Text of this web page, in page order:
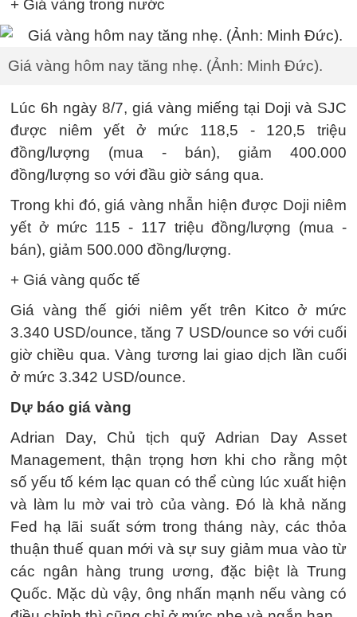
+ Giá vàng trong nước
Giá vàng hôm nay tăng nhẹ. (Ảnh: Minh Đức).
Lúc 6h ngày 8/7, giá vàng miếng tại Doji và SJC
được niêm yết ở mức 118,5 - 120,5 triệu
đồng/lượng (mua - bán), giảm 400.000
đồng/lượng so với đầu giờ sáng qua.
Trong khi đó, giá vàng nhẫn hiện được Doji niêm
yết ở mức 115 - 117 triệu đồng/lượng (mua -
bán), giảm 500.000 đồng/lượng.
+ Giá vàng quốc tế
Giá vàng thế giới niêm yết trên Kitco ở mức
3.340 USD/ounce, tăng 7 USD/ounce so với cuối
giờ chiều qua. Vàng tương lai giao dịch lần cuối
ở mức 3.342 USD/ounce.
Dự báo giá vàng
Adrian Day, Chủ tịch quỹ Adrian Day Asset
Management, thận trọng hơn khi cho rằng một
số yếu tố kém lạc quan có thể cùng lúc xuất hiện
và làm lu mờ vai trò của vàng. Đó là khả năng
Fed hạ lãi suất sớm trong tháng này, các thỏa
thuận thuế quan mới và sự suy giảm mua vào từ
các ngân hàng trung ương, đặc biệt là Trung
Quốc. Mặc dù vậy, ông nhấn mạnh nếu vàng có